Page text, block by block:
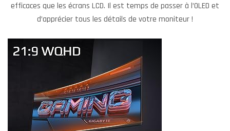
efficaces que les écrans LCD. Il est temps de passer à l’OLED et
d’apprécier tous les détails de votre moniteur !